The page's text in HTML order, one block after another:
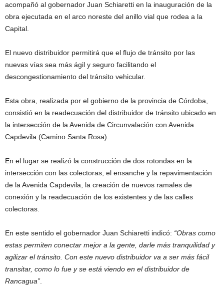
acompañó al gobernador Juan Schiaretti en la inauguración de la
obra ejecutada en el arco noreste del anillo vial que rodea a la
Capital.
El nuevo distribuidor permitirá que el flujo de tránsito por las
nuevas vías sea más ágil y seguro facilitando el
descongestionamiento del tránsito vehicular.
Esta obra, realizada por el gobierno de la provincia de Córdoba,
consistió en la readecuación del distribuidor de tránsito ubicado en
la intersección de la Avenida de Circunvalación con Avenida
Capdevila (Camino Santa Rosa).
En el lugar se realizó la construcción de dos rotondas en la
intersección con las colectoras, el ensanche y la repavimentación
de la Avenida Capdevila, la creación de nuevos ramales de
conexión y la readecuación de los existentes y de las calles
colectoras.
En este sentido el gobernador Juan Schiaretti indicó: “Obras como
estas permiten conectar mejor a la gente, darle más tranquilidad y
agilizar el tránsito. Con este nuevo distribuidor va a ser más fácil
transitar, como lo fue y se está viendo en el distribuidor de
Rancagua”.